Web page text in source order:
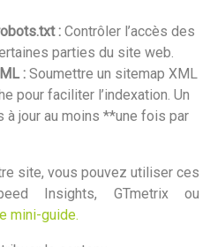
: Contrôler l’accès des
parties du site web.
: Soumettre un sitemap XML
pour faciliter l’indexation. Un
jour au moins **une fois par
site, vous pouvez utiliser ces
Insights, GTmetrix ou
mini-guide.